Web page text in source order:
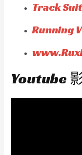
Track
Running
Youtube